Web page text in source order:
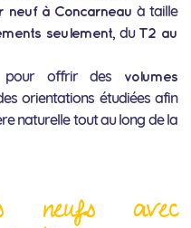
neuf à Concarneau à taille
seulement, du T2 au
pour offrir des
volumes
orientations étudiées afin
naturelle tout au long de la
neufs avec